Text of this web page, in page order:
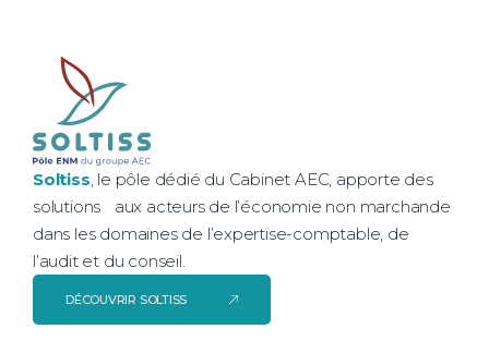
Soltiss, le pôle dédié du Cabinet AEC, apporte des
solutions aux acteurs de l’économie non marchande
dans les domaines de l’expertise-comptable, de
l’audit et du conseil.
DÉCOUVRIR SOLTISS